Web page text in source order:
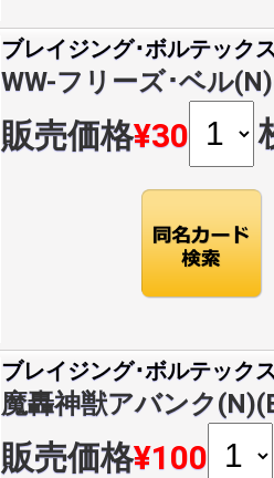
ブレイジング･ボルテック
WW-フリーズ･ベル
販売価格¥30
ブレイジング･ボルテック
魔轟神獣アバンク
販売価格¥100